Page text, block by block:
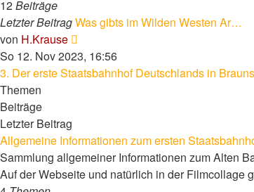
12Beiträge
Letzter BeitragWas gibts im Wilden Westen Ar…
von H.Krause
Beitrag
So 12. Nov 2023, 16:56
3. Der erste Staatsbahnhof Deutschlands in
Themen
Beiträge
Letzter Beitrag
Allgemeine Informationen zum ersten
Sammlung allgemeiner Informationen zum Alten
Auf der Webseite und natürlich in der Filmcollage